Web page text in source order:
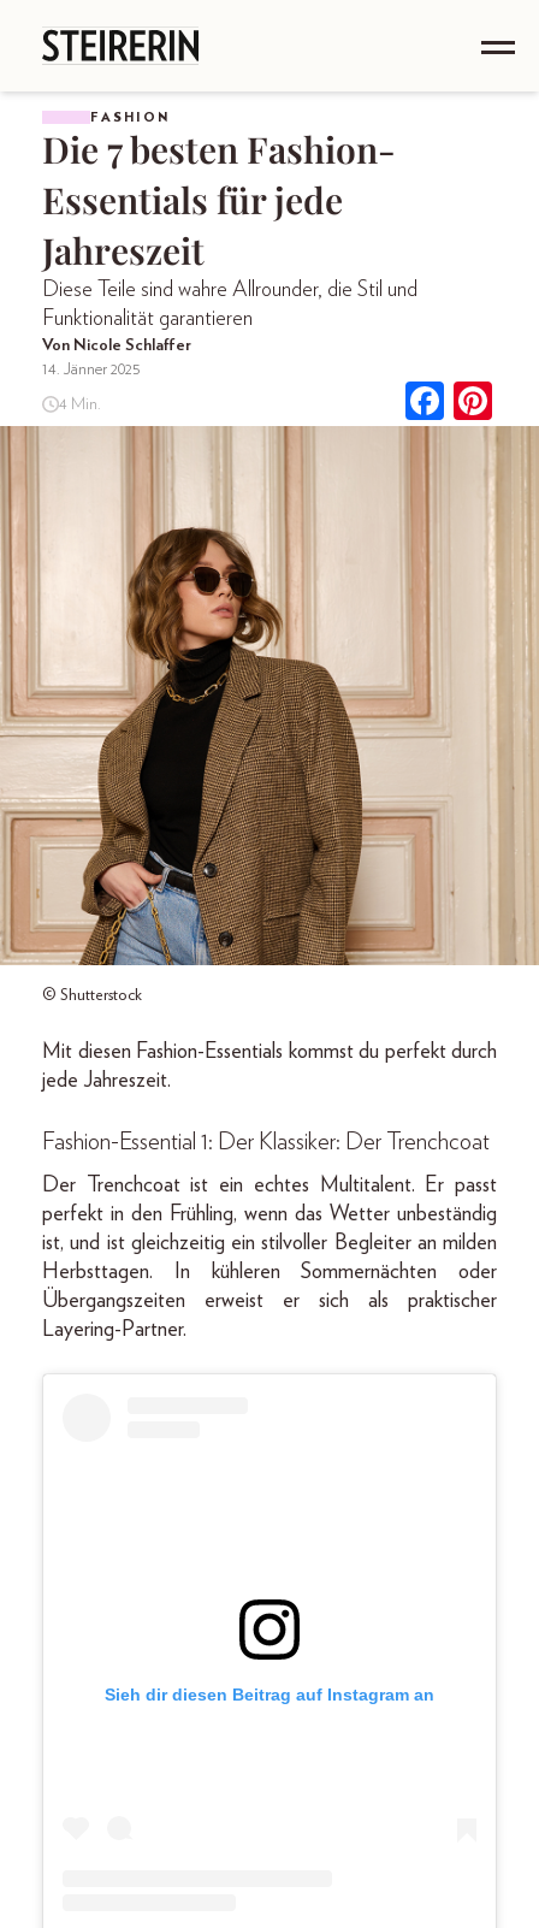
FASHION
Die 7 besten Fashion-
Essentials für jede
Jahreszeit
Diese Teile sind wahre Allrounder, die Stil und
Funktionalität garantieren
Von Nicole Schlaffer
14. Jänner 2025
4 Min.
© Shutterstock
Mit diesen Fashion-Essentials kommst du perfekt durch
jede Jahreszeit.
Fashion-Essential 1: Der Klassiker: Der Trenchcoat
Der Trenchcoat ist ein echtes Multitalent. Er passt
perfekt in den Frühling, wenn das Wetter unbeständig
ist, und ist gleichzeitig ein stilvoller Begleiter an milden
Herbsttagen. In kühleren Sommernächten oder
Übergangszeiten erweist er sich als praktischer
Layering-Partner.
Sieh dir diesen Beitrag auf Instagram an